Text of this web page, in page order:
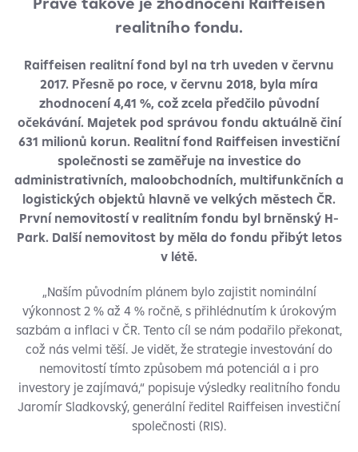
realitního fondu.
Raiffeisen realitní fond byl na trh uveden v červnu
2017. Přesně po roce, v červnu 2018, byla míra
zhodnocení 4,41 %, což zcela předčilo původní
očekávání. Majetek pod správou fondu aktuálně činí
631 milionů korun. Realitní fond Raiffeisen investiční
společnosti se zaměřuje na investice do
administrativních, maloobchodních, multifunkčních a
logistických objektů hlavně ve velkých městech ČR.
První nemovitostí v realitním fondu byl brněnský H-
Park. Další nemovitost by měla do fondu přibýt letos
v létě.
„Naším původním plánem bylo zajistit nominální
výkonnost 2 % až 4 % ročně, s přihlédnutím k úrokovým
sazbám a inflaci v ČR. Tento cíl se nám podařilo překonat,
což nás velmi těší. Je vidět, že strategie investování do
nemovitostí tímto způsobem má potenciál a i pro
investory je zajímavá,“ popisuje výsledky realitního fondu
Jaromír Sladkovský, generální ředitel Raiffeisen investiční
společnosti (RIS).